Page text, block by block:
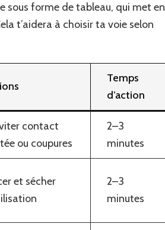
sous forme de tableau, qui met en
t’aidera à choisir ta voie selon
Temps
d’action
contact
ou coupures
2–3
minutes
et sécher
2–3
minutes